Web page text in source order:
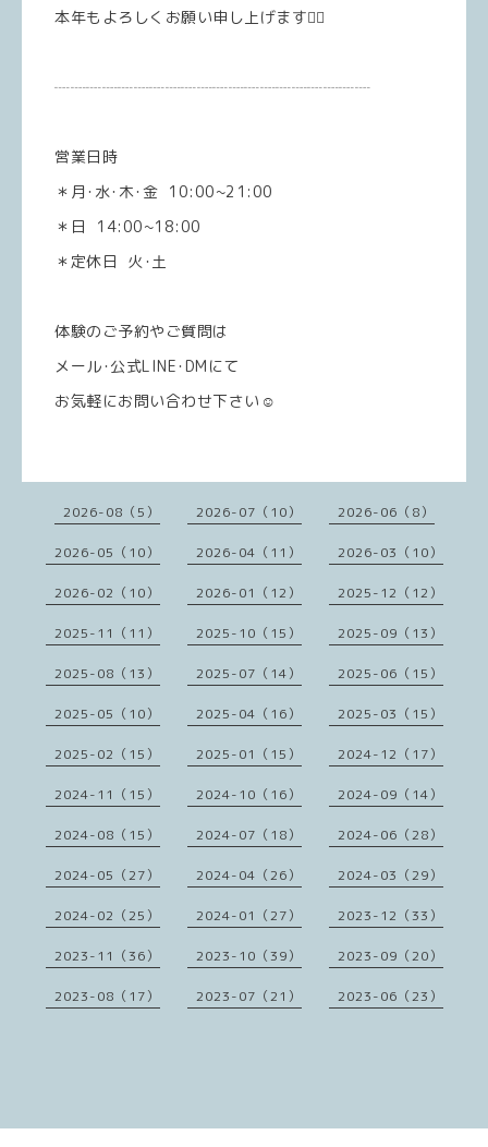
本年もよろしくお願い申し上げます🙇‍♀️
┈┈┈┈┈┈┈┈┈┈┈┈┈┈┈┈┈┈┈┈
営業日時
＊月･水･木･金 10:00~21:00
＊日 14:00~18:00
＊定休日 火･土
体験のご予約やご質問は
メール･公式LINE･DMにて
お気軽にお問い合わせ下さい☺️
2026-08（5） 2026-07（10） 2026-06（8）
2026-05（10） 2026-04（11） 2026-03（10）
2026-02（10） 2026-01（12） 2025-12（12）
2025-11（11） 2025-10（15） 2025-09（13）
2025-08（13） 2025-07（14） 2025-06（15）
2025-05（10） 2025-04（16） 2025-03（15）
2025-02（15） 2025-01（15） 2024-12（17）
2024-11（15） 2024-10（16） 2024-09（14）
2024-08（15） 2024-07（18） 2024-06（28）
2024-05（27） 2024-04（26） 2024-03（29）
2024-02（25） 2024-01（27） 2023-12（33）
2023-11（36） 2023-10（39） 2023-09（20）
2023-08（17） 2023-07（21） 2023-06（23）